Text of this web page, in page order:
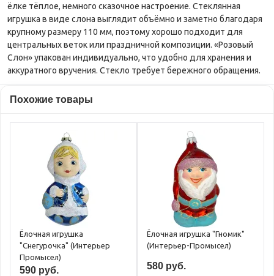
ёлке тёплое, немного сказочное настроение. Стеклянная
игрушка в виде слона выглядит объёмно и заметно благодаря
крупному размеру 110 мм, поэтому хорошо подходит для
центральных веток или праздничной композиции. «Розовый
Слон» упакован индивидуально, что удобно для хранения и
аккуратного вручения. Стекло требует бережного обращения.
Похожие товары
Ёлочная игрушка
"Снегурочка" (Интерьер
Промысел)
590 руб.
Ёлочная игрушка "Гномик"
(Интерьер-Промысел)
580 руб.